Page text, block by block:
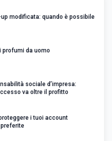
modificata: quando è possibile
profumi da uomo
sociale d’impresa:
va oltre il profitto
i tuoi account